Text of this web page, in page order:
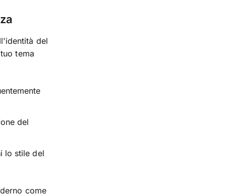
del
tema
del
lo stile del
come